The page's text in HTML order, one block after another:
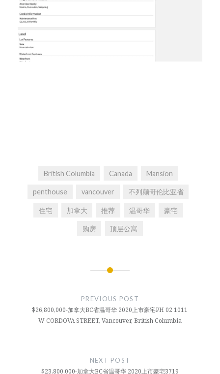
British Columbia Canada Mansion
penthouse vancouver 不列颠哥伦比亚省
住宅 加拿大 推荐 温哥华 豪宅
购房 顶层公寓
PREVIOUS POST
$26,800,000-加拿大BC省温哥华 2020上市豪宅PH 02 1011
W CORDOVA STREET, Vancouver, British Columbia
NEXT POST
$23,800,000-加拿大BC省温哥华 2020上市豪宅3719